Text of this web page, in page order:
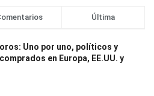
Última
Uno por uno, políticos y
en Europa, EE.UU. y